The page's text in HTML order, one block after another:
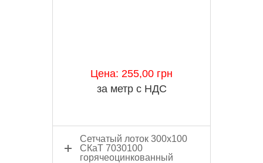
Цена: 255,00 грн
за метр с НДС
Сетчатый лоток 300x100
СКаТ 7030100
горячеоцинкованный